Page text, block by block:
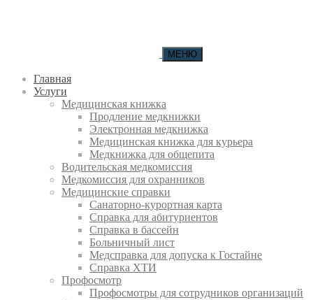
МЕНЮ
Главная
Услуги
Медицинская книжка
Продление медкнижки
Электронная медкнижка
Медицинская книжка для курьера
Медкнижка для общепита
Водительская медкомиссия
Медкомиссия для охранников
Медицинские справки
Санаторно-курортная карта
Справка для абитуриентов
Справка в бассейн
Больничный лист
Медсправка для допуска к Гостайне
Справка ХТИ
Профосмотр
Профосмотры для сотрудников организаций